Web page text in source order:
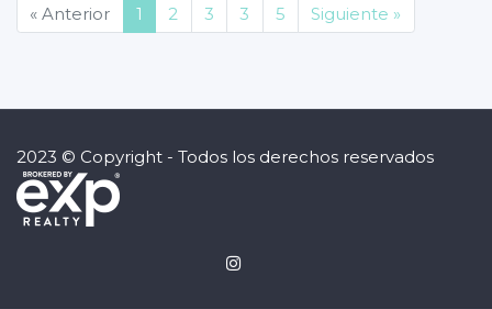
« Anterior 1 (current)
2 3 3 5 Siguiente »
2023 © Copyright - Todos los derechos reservados